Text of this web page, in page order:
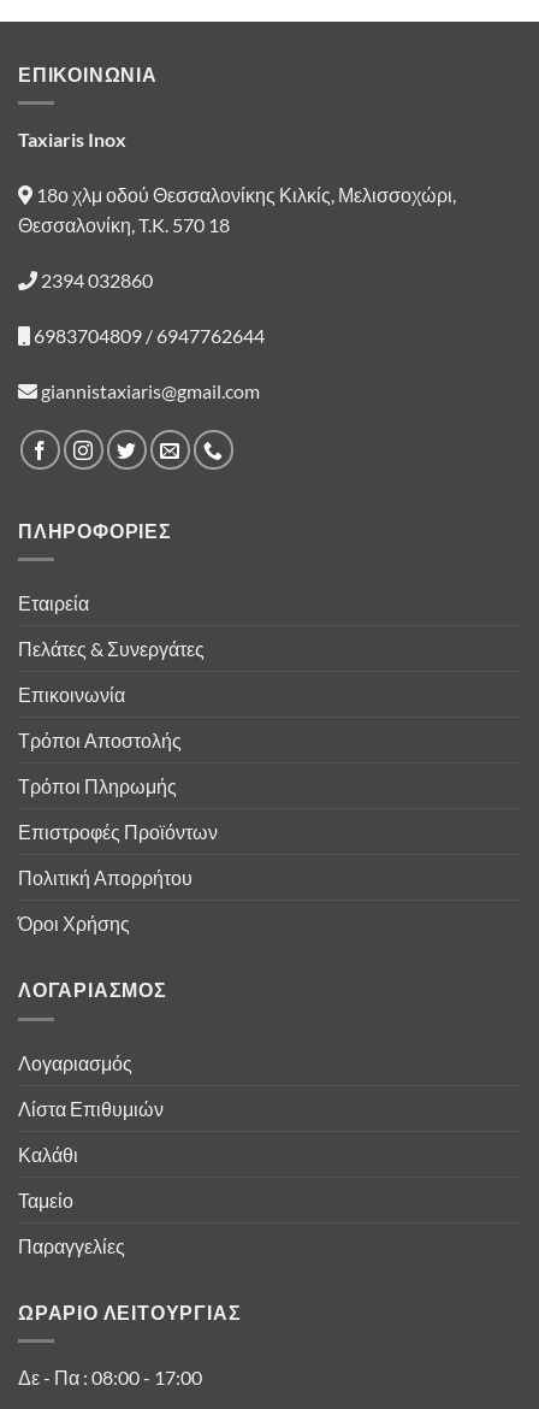
ΕΠΙΚΟΙΝΩΝΙΑ
Taxiaris Inox
18ο χλμ οδού Θεσσαλονίκης Κιλκίς, Μελισσοχώρι,
Θεσσαλονίκη, T.K. 570 18
2394 032860
6983704809 / 6947762644
giannistaxiaris@gmail.com
ΠΛΗΡΟΦΟΡΙΕΣ
Εταιρεία
Πελάτες & Συνεργάτες
Επικοινωνία
Τρόποι Αποστολής
Τρόποι Πληρωμής
Επιστροφές Προϊόντων
Πολιτική Απορρήτου
Όροι Χρήσης
ΛΟΓΑΡΙΑΣΜΟΣ
Λογαριασμός
Λίστα Επιθυμιών
Καλάθι
Ταμείο
Παραγγελίες
ΩΡΑΡΙΟ ΛΕΙΤΟΥΡΓΙΑΣ
Δε - Πα : 08:00 - 17:00